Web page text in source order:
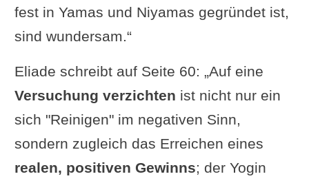
die denSchleier der Unwissenheit
lüften, der wiederholtes Leiden und
Missbrauch verursacht.“
fest in Yamas und Niyamas gegründet ist,
sind wundersam.“
Eliade schreibt auf Seite 60: „Auf eine
Versuchung verzichten ist nicht nur ein
sich "Reinigen" im negativen Sinn,
sondern zugleich das Erreichen eines
realen, positiven Gewinns; der Yogin